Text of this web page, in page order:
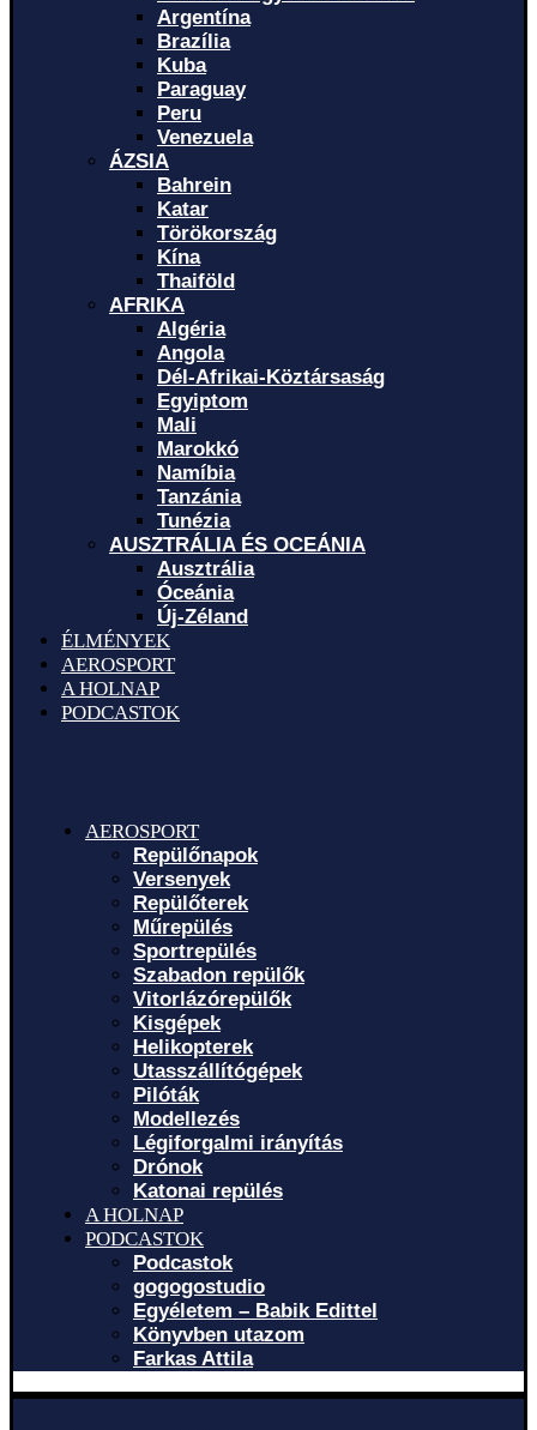
Argentína
Brazília
Kuba
Paraguay
Peru
Venezuela
ÁZSIA
Bahrein
Katar
Törökország
Kína
Thaiföld
AFRIKA
Algéria
Angola
Dél-Afrikai-Köztársaság
Egyiptom
Mali
Marokkó
Namíbia
Tanzánia
Tunézia
AUSZTRÁLIA ÉS OCEÁNIA
Ausztrália
Óceánia
Új-Zéland
ÉLMÉNYEK
AEROSPORT
A HOLNAP
PODCASTOK
AEROSPORT
Repülőnapok
Versenyek
Repülőterek
Műrepülés
Sportrepülés
Szabadon repülők
Vitorlázórepülők
Kisgépek
Helikopterek
Utasszállítógépek
Pilóták
Modellezés
Légiforgalmi irányítás
Drónok
Katonai repülés
A HOLNAP
PODCASTOK
Podcastok
gogogostudio
Egyéletem – Babik Edittel
Könyvben utazom
Farkas Attila